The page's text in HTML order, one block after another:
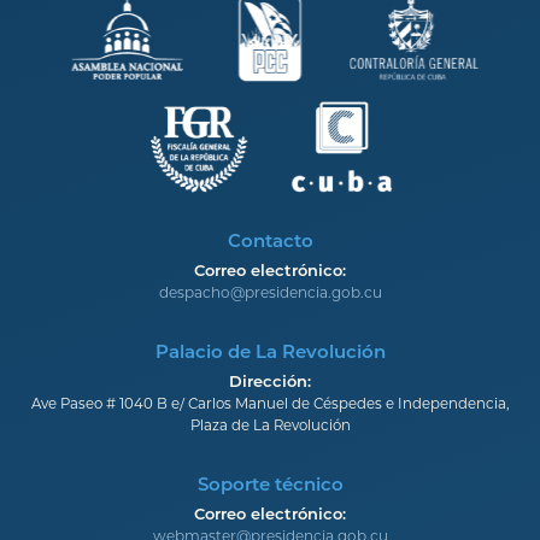
Contacto
Correo electrónico:
despacho@presidencia.gob.cu
Palacio de La Revolución
Dirección:
Ave Paseo # 1040 B e/ Carlos Manuel de Céspedes e Independencia,
Plaza de La Revolución
Soporte técnico
Correo electrónico:
webmaster@presidencia.gob.cu